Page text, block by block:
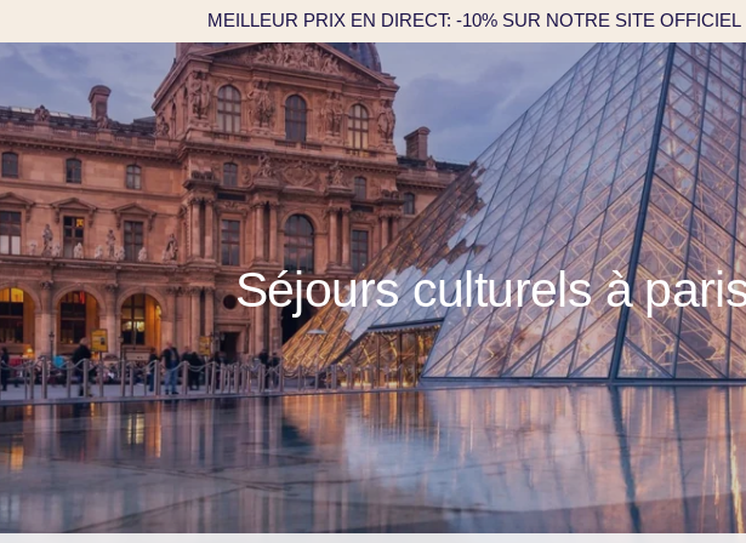
MEILLEUR PRIX EN DIRECT: -10% SUR NOTRE SITE OFFICIEL
Séjours culturels à